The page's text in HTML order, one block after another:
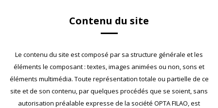
Contenu du site
Le contenu du site est composé par sa structure générale et les
éléments le composant : textes, images animées ou non, sons et
éléments multimédia. Toute représentation totale ou partielle de ce
site et de son contenu, par quelques procédés que se soient, sans
autorisation préalable expresse de la société OPTA FILAO, est